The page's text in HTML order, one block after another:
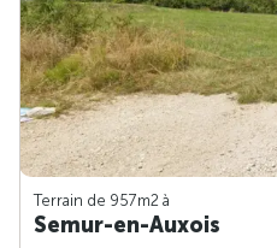
Terrain de 957m2 à
Semur-en-Auxois